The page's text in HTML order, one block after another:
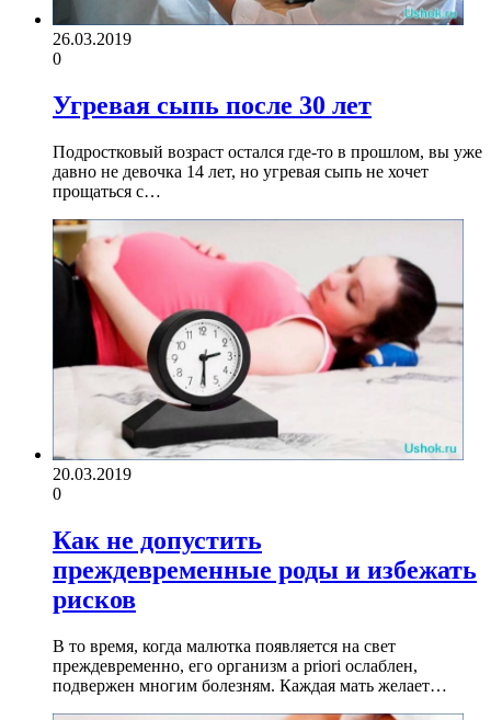
26.03.2019
0
Угревая сыпь после 30 лет
Подростковый возраст остался где-то в прошлом, вы уже
давно не девочка 14 лет, но угревая сыпь не хочет
прощаться с…
20.03.2019
0
Как не допустить
преждевременные роды и избежать
рисков
В то время, когда малютка появляется на свет
преждевременно, его организм a priori ослаблен,
подвержен многим болезням. Каждая мать желает…